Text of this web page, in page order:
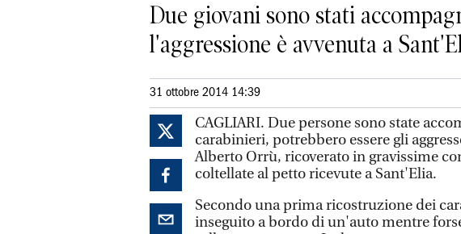
Due giovani sono stati
l'aggressione è avvenuta a
31 ottobre 2014 14:39
CAGLIARI. Due persone sono state
carabinieri, potrebbero essere gli
Alberto Orrù, ricoverato in gravissime
coltellate al petto ricevute a Sant'Elia.
Secondo una prima ricostruzione dei
inseguito a bordo di un'auto mentre